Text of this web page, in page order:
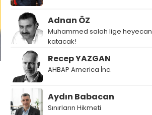
Adnan ÖZ
Muhammed salah lige heyecan
katacak!
Recep YAZGAN
AHBAP America İnc.
Aydın Babacan
Sınırların Hikmeti